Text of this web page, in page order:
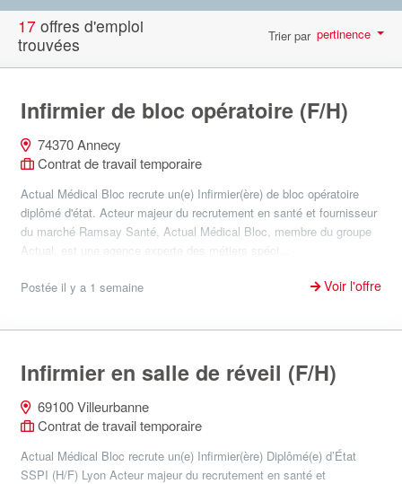
17 offres d'emploi
trouvées
Trier par pertinence
Infirmier de bloc opératoire (F/H)
74370 Annecy
Contrat de travail temporaire
Actual Médical Bloc recrute un(e) Infirmier(ère) de bloc opératoire
diplômé d'état. Acteur majeur du recrutement en santé et fournisseur
du marché Ramsay Santé, Actual Médical Bloc, membre du groupe
Actual, est une agence experte des métiers spéci...
Postée il y a 1 semaine Voir l'offre
Infirmier en salle de réveil (F/H)
69100 Villeurbanne
Contrat de travail temporaire
Actual Médical Bloc recrute un(e) Infirmier(ère) Diplômé(e) d’État
SSPI (H/F) Lyon Acteur majeur du recrutement en santé et